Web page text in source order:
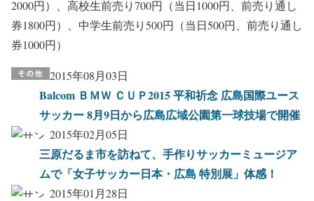
2000円）、高校生前売り700円（当日1000円、前売り通し
券1800円）、中学生前売り500円（当日500円、前売り通し
券1000円）
2015年08月03日
Balcom ＢＭＷ ＣＵＰ2015 平和祈念 広島国際ユース
サッカー 8月9日から広島広域公園第一球技場で開催
2015年02月05日
三原だるま市を訪ねて、手作りサッカーミュージア
ムで「女子サッカー日本・広島 特別展」体感！
2015年01月28日